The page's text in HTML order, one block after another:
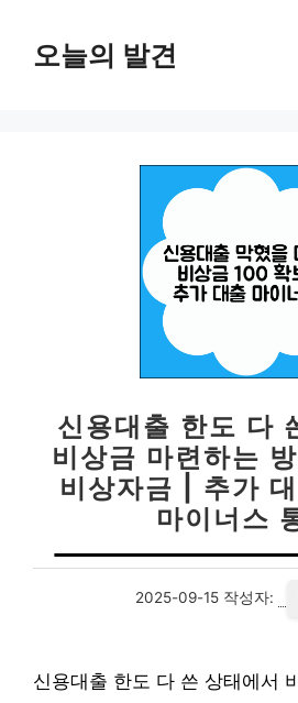
오늘의 발견
신용대출 한도 다
비상금 마련하는
비상자금 | 추가
마이너스
2025-09-15 작성자:
신용대출 한도 다 쓴 상태에서